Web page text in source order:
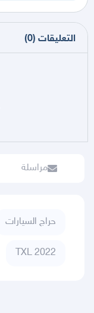
التعليقات (
0
)
مراسلة
حراج السيارات
TXL 2022